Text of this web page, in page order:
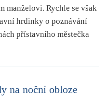
manželovi. Rychle se však
hrdinky o poznávání
přístavního městečka
na noční obloze